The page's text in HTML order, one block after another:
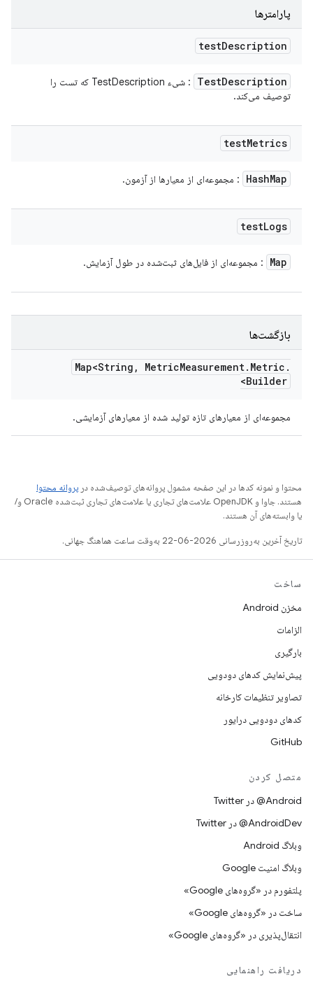
پارامترها
testDescription
TestDescription
: شیء TestDescription که تست را
توصیف می‌کند.
testMetrics
HashMap : مجموعه‌ای از معیارها از آزمون.
testLogs
Map : مجموعه‌ای از فایل‌های ثبت‌شده در طول آزمایش.
بازگشت‌ها
Map<String , MetricMeasurement. Metric .
Builder>
مجموعه‌ای از معیارهای تازه تولید شده از معیارهای آزمایشی.
محتوا و نمونه کدها در این صفحه مشمول پروانه‌های توصیف‌شده در پروانه محتوا
هستند. جاوا و OpenJDK علامت‌های تجاری یا علامت‌های تجاری ثبت‌شده Oracle و/
یا وابسته‌های آن هستند.
تاریخ آخرین به‌روزرسانی 2026-06-22 به‌وقت ساعت هماهنگ جهانی.
ساخت
مخزن Android
الزامات
بارگیری
پیش‌نمایش کدهای دودویی
تصاویر تنظیمات کارخانه
کدهای دودویی درایور
GitHub
متصل کردن
Android@ در Twitter
AndroidDev@ در Twitter
وبلاگ Android
وبلاگ امنیت Google
پلتفورم در «گروه‌های Google»
ساخت در «گروه‌های Google»
انتقال‌پذیری در «گروه‌های Google»
دریافت راهنمایی